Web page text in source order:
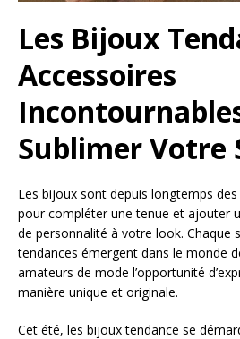
Les Bijoux
Accessoires
Sublimer Votre
Les bijoux sont depuis longtemps
pour compléter une tenue et ajouter
de personnalité à votre look. Chaque
tendances émergent dans le monde
amateurs de mode l’opportunité
manière unique et originale.
Cet été, les bijoux tendance se